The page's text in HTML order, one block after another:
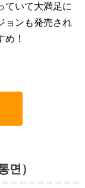
ていて大満足に
ョンも発売され
！
면）